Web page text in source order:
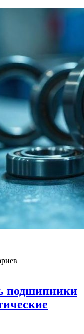
подшипники